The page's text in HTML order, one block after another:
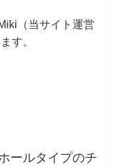
（当サイト運営
す。
ールタイプのチ